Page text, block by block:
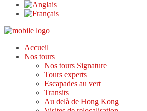
Accueil
Nos tours
Nos tours Signature
Tours experts
Escapades au vert
Transits
Au delà de Hong Kong